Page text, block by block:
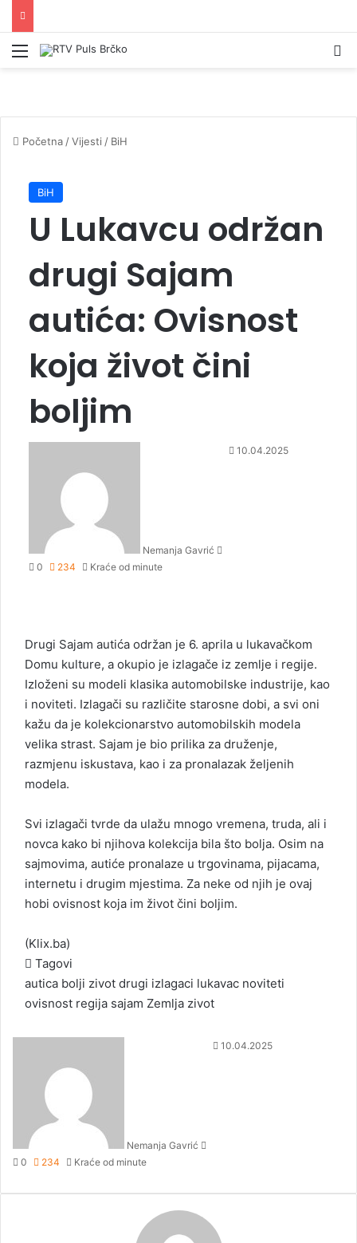
Izbornik
Početna /Vijesti / BiH
BiH
U Lukavcu održan
drugi Sajam
autića: Ovisnost
koja život čini
boljim
Nemanja Gavrić
10.04.2025
0 234 Kraće od minute
Drugi Sajam autića održan je 6. aprila u lukavačkom
Domu kulture, a okupio je izlagače iz zemlje i regije.
Izloženi su modeli klasika automobilske industrije, kao
i noviteti. Izlagači su različite starosne dobi, a svi oni
kažu da je kolekcionarstvo automobilskih modela
velika strast. Sajam je bio prilika za druženje,
razmjenu iskustava, kao i za pronalazak željenih
modela.
Svi izlagači tvrde da ulažu mnogo vremena, truda, ali i
novca kako bi njihova kolekcija bila što bolja. Osim na
sajmovima, autiće pronalaze u trgovinama, pijacama,
internetu i drugim mjestima. Za neke od njih je ovaj
hobi ovisnost koja im život čini boljim.
(Klix.ba)
Tagovi
autica bolji zivot drugi izlagaci lukavac noviteti
ovisnost regija sajam Zemlja zivot
Nemanja Gavrić
i
10.04.2025
0 234 Kraće od minute